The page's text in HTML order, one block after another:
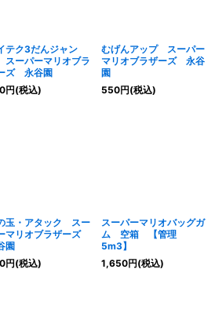
テク3だんジャン
ーパーマリオブラ
ズ 永谷園
円(税込)
むげんアップ スーパー
マリオブラザーズ 永谷
園
550円(税込)
玉・アタック スー
マリオブラザーズ
園
円(税込)
スーパーマリオバッグガ
ム 空箱 【管理
5m3】
1,650円(税込)